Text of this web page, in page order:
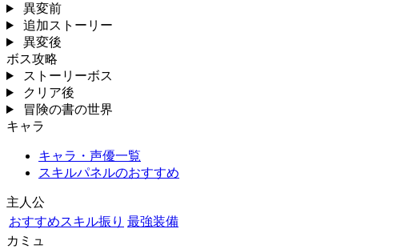
異変前
追加ストーリー
異変後
ボス攻略
ストーリーボス
クリア後
冒険の書の世界
キャラ
キャラ・声優一覧
スキルパネルのおすすめ
主人公
おすすめスキル振り 最強装備
カミュ